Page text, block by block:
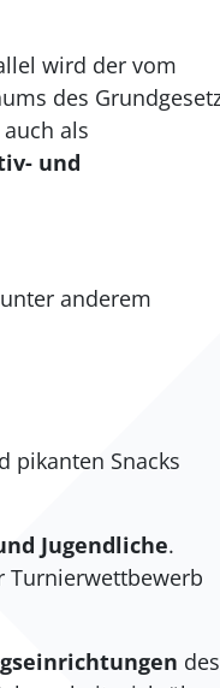
wird der vom
des
als
und
anderem
pikanten Snacks
Jugendliche.
Turnierwettbewerb
des